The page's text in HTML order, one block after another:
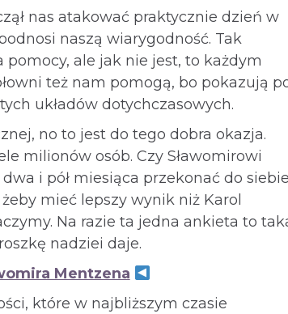
nas atakować praktycznie dzień w
naszą wiarygodność. Tak
ale jak nie jest, to każdym
też nam pomogą, bo pokazują
układów dotychczasowych.
no to jest do tego dobra okazja.
milionów osób. Czy Sławomirowi
i pół miesiąca przekonać do
mieć lepszy wynik niż Karol
Na razie ta jedna ankieta to
nadziei daje.
Mentzena
które w najbliższym czasie